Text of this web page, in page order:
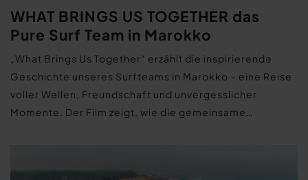
WHAT BRINGS US TOGETHER das
Pure Surf Team in Marokko
„What Brings Us Together“ erzählt die inspirierende
Geschichte unseres Surfteams in Marokko – eine Reise
voller Wellen, Freundschaft und unvergesslicher
Momente. Der Film zeigt, wie die gemeinsame…